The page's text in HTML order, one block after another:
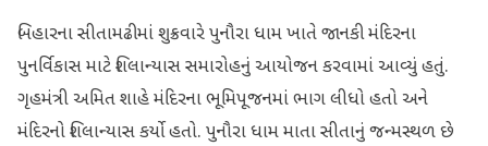
બિહારના સીતામઢીમાં શુક્રવારે પુનૌરા ધામ ખાતે જાનકી મંદિરના
પુનર્વિકાસ માટે શિલાન્યાસ સમારોહનું આયોજન કરવામાં આવ્યું હતું.
ગૃહમંત્રી અમિત શાહે મંદિરના ભૂમિપૂજનમાં ભાગ લીધો હતો અને
મંદિરનો શિલાન્યાસ કર્યો હતો. પુનૌરા ધામ માતા સીતાનું જન્મસ્થળ છે